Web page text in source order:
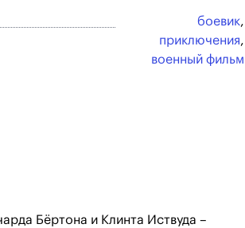
боевик,
приключения,
военный фильм
Бёртона и Клинта Иствуда –